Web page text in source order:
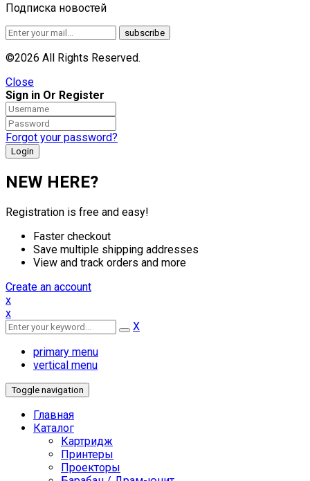
Подписка новостей
©2026 All Rights Reserved.
Close
Sign in Or Register
Forgot your password?
NEW HERE?
Registration is free and easy!
Faster checkout
Save multiple shipping addresses
View and track orders and more
Create an account
x
x
X
primary menu
vertical menu
Toggle navigation
Главная
Каталог
Картридж
Принтеры
Проекторы